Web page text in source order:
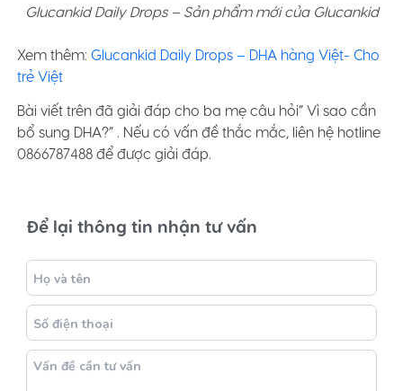
Glucankid Daily Drops – Sản phẩm mới của Glucankid
Xem thêm: Glucankid Daily Drops – DHA hàng Việt- Cho
trẻ Việt
Bài viết trên đã giải đáp cho ba mẹ câu hỏi” Vì sao cần
bổ sung DHA?” . Nếu có vấn đề thắc mắc, liên hệ hotline
0866787488 để được giải đáp.
Để lại thông tin nhận tư vấn